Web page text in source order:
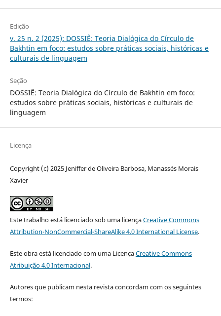
Edição
v. 25 n. 2 (2025): DOSSIÊ: Teoria Dialógica do Círculo de
Bakhtin em foco: estudos sobre práticas sociais, históricas e
culturais de linguagem
Seção
DOSSIÊ: Teoria Dialógica do Círculo de Bakhtin em foco:
estudos sobre práticas sociais, históricas e culturais de
linguagem
Licença
Copyright (c) 2025 Jeniffer de Oliveira Barbosa, Manassés Morais
Xavier
Este trabalho está licenciado sob uma licençaCreative Commons
Attribution-NonCommercial-ShareAlike 4.0 International License.
Este obra está licenciado com uma LicençaCreative Commons
Atribuição 4.0 Internacional.
Autores que publicam nesta revista concordam com os seguintes
termos: